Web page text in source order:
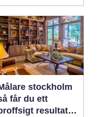
stockholm
får du ett
resultat